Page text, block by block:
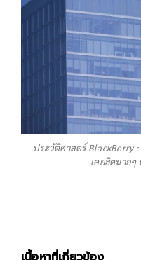
ประวัติศาสตร์
เคยฮิตมากๆ